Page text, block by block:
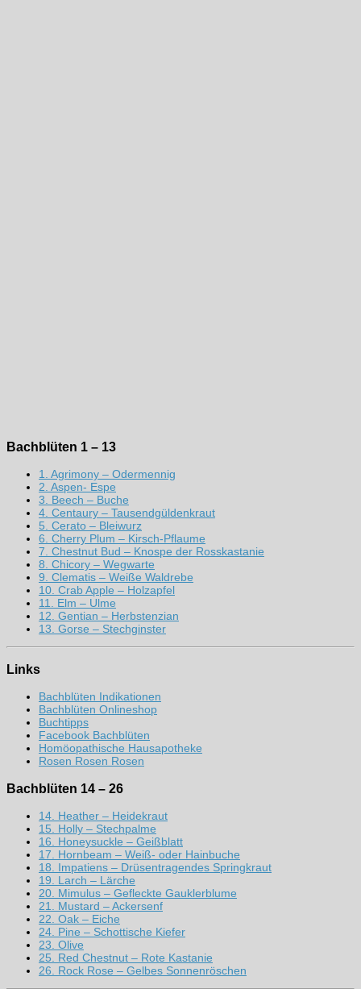
Bachblüten 1 – 13
1. Agrimony – Odermennig
2. Aspen- Espe
3. Beech – Buche
4. Centaury – Tausendgüldenkraut
5. Cerato – Bleiwurz
6. Cherry Plum – Kirsch-Pflaume
7. Chestnut Bud – Knospe der Rosskastanie
8. Chicory – Wegwarte
9. Clematis – Weiße Waldrebe
10. Crab Apple – Holzapfel
11. Elm – Ulme
12. Gentian – Herbstenzian
13. Gorse – Stechginster
Links
Bachblüten Indikationen
Bachblüten Onlineshop
Buchtipps
Facebook Bachblüten
Homöopathische Hausapotheke
Rosen Rosen Rosen
Bachblüten 14 – 26
14. Heather – Heidekraut
15. Holly – Stechpalme
16. Honeysuckle – Geißblatt
17. Hornbeam – Weiß- oder Hainbuche
18. Impatiens – Drüsentragendes Springkraut
19. Larch – Lärche
20. Mimulus – Gefleckte Gauklerblume
21. Mustard – Ackersenf
22. Oak – Eiche
24. Pine – Schottische Kiefer
23. Olive
25. Red Chestnut – Rote Kastanie
26. Rock Rose – Gelbes Sonnenröschen